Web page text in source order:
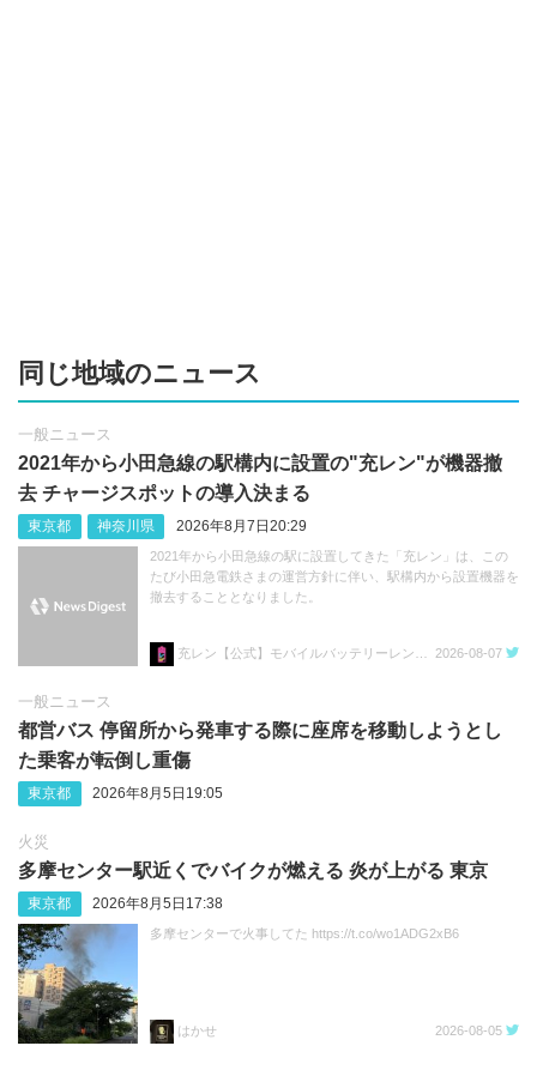
同じ地域のニュース
一般ニュース
2021年から小田急線の駅構内に設置の"充レン"が機器撤
去 チャージスポットの導入決まる
東京都 神奈川県 2026年8月7日20:29
2021年から小田急線の駅に設置してきた「充レン」は、この
たび小田急電鉄さまの運営方針に伴い、駅構内から設置機器を
撤去することとなりました。
2026-08-07
一般ニュース
都営バス 停留所から発車する際に座席を移動しようとし
た乗客が転倒し重傷
東京都 2026年8月5日19:05
火災
多摩センター駅近くでバイクが燃える 炎が上がる 東京
東京都 2026年8月5日17:38
多摩センターで火事してた https://t.co/wo1ADG2xB6
はかせ 2026-08-05